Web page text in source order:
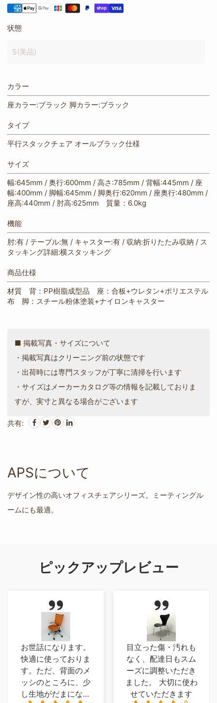
状態
S(美品)
カラー
座カラー:ブラック 脚カラー:ブラック
タイプ
平行スタックチェア オールブラック仕様
サイズ
幅:645mm / 奥行:600mm / 高さ:785mm / 背幅:445mm / 座
幅:400mm / 脚幅:645mm / 脚奥行:620mm / 座奥行:480mm /
座高:440mm / 肘高:625mm 質量：6.0kg
機能
肘:有 / テーブル:無 / キャスター:有 / 収納:折りたたみ収納 / ス
タッキング詳細:横スタッキング
商品仕様
材質 背：PP樹脂成型品 座：合板+ウレタン+ポリエステル
布 脚：スチール粉体塗装+ナイロンキャスター
■ 掲載写真・サイズについて
・掲載写真はクリーニング前の状態です
・出荷時には専門スタッフが丁寧に清掃を行います
・サイズはメーカーカタログ等の情報を記載しておりま
すが、実寸と異なる場合がございます
共有:
APSについて
デザイン性の高いオフィスチェアシリーズ。ミーティングル
ームにも最適。
ピックアップレビュー
になります。
使っておりま
だ、背面のメ
ところに、少
がだまになっ
目立った傷・汚れも
なく、配達日もスム
ーズに調整いただき
ました。 大切に使わ
せていただきます
ノで
った